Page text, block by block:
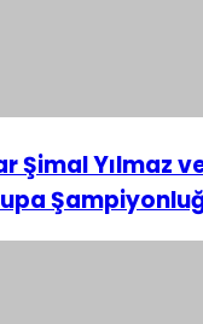
Şimal Yılmaz